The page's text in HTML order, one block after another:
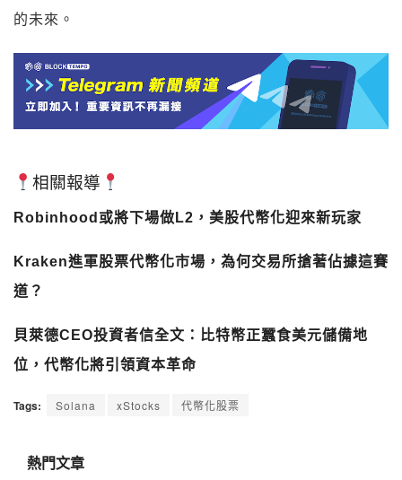
的未來。
相關報導
Robinhood或將下場做L2，美股代幣化迎來新玩家
Kraken進軍股票代幣化市場，為何交易所搶著佔據這賽
道？
貝萊德CEO投資者信全文：比特幣正蠶食美元儲備地
位，代幣化將引領資本革命
Tags: Solana xStocks 代幣化股票
熱門文章